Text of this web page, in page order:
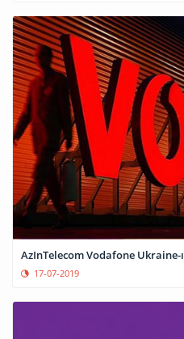
AzInTelecom Vodafone Ukraine-
17-07-2019